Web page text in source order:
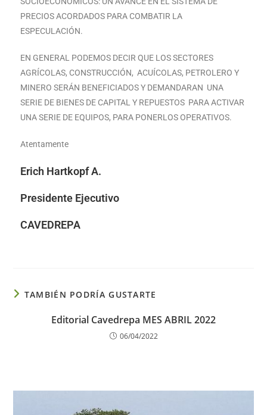
PRECIOS ACORDADOS PARA COMBATIR LA
ESPECULACIÓN.
EN GENERAL PODEMOS DECIR QUE LOS SECTORES
AGRÍCOLAS, CONSTRUCCIÓN, ACUÍCOLAS, PETROLERO Y
MINERO SERÁN BENEFICIADOS Y DEMANDARAN UNA
SERIE DE BIENES DE CAPITAL Y REPUESTOS PARA ACTIVAR
UNA SERIE DE EQUIPOS, PARA PONERLOS OPERATIVOS.
Atentamente
Erich Hartkopf A.
Presidente Ejecutivo
CAVEDREPA
TAMBIÉN PODRÍA GUSTARTE
Editorial Cavedrepa MES ABRIL 2022
06/04/2022